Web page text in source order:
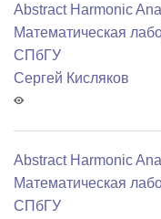
Abstract Harmonic
Математичеcкая
СПбГУ
Сергей Кисляков
Abstract Harmonic
Математичеcкая
СПбГУ